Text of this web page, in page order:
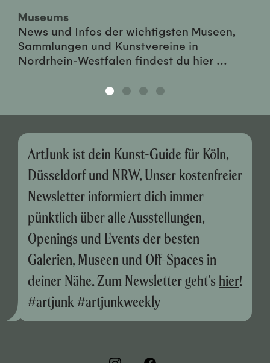
Museums
News und Infos der wichtigsten Museen,
Sammlungen und Kunstvereine in
Nordrhein-Westfalen findest du hier ...
ArtJunk ist dein Kunst-Guide für Köln,
Düsseldorf und NRW. Unser kostenfreier
Newsletter informiert dich immer
pünktlich über alle Ausstellungen,
Openings und Events der besten
Galerien, Museen und Off-Spaces in
deiner Nähe. Zum Newsletter geht’s hier!
#artjunk #artjunkweekly